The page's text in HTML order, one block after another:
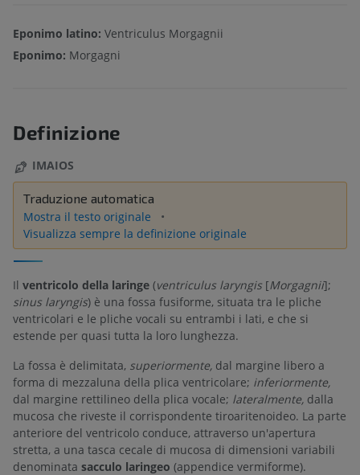
Eponimo latino: Ventriculus Morgagnii
Eponimo: Morgagni
Definizione
IMAIOS
Traduzione automatica
Mostra il testo originale
Visualizza sempre la definizione originale
Il ventricolo della laringe (ventriculus laryngis [Morgagnii];
sinus laryngis) è una fossa fusiforme, situata tra le pliche
ventricolari e le pliche vocali su entrambi i lati, e che si
estende per quasi tutta la loro lunghezza.
La fossa è delimitata, superiormente, dal margine libero a
forma di mezzaluna della plica ventricolare; inferiormente,
dal margine rettilineo della plica vocale; lateralmente, dalla
mucosa che riveste il corrispondente tiroaritenoideo. La parte
anteriore del ventricolo conduce, attraverso un'apertura
stretta, a una tasca cecale di mucosa di dimensioni variabili
denominata sacculo laringeo (appendice vermiforme).